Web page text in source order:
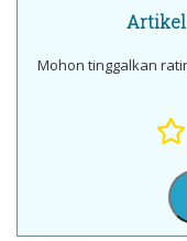
Artikel
Mohon tinggalkan